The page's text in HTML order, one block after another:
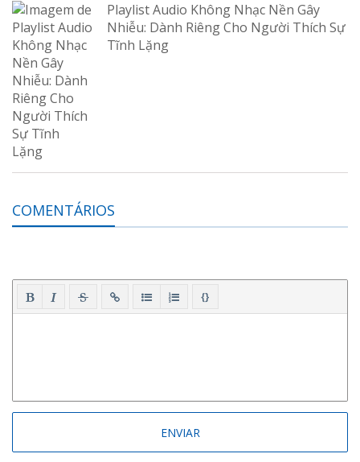
Playlist Audio Không Nhạc Nền Gây
Nhiễu: Dành Riêng Cho Người Thích Sự
Tĩnh Lặng
COMENTÁRIOS
{}